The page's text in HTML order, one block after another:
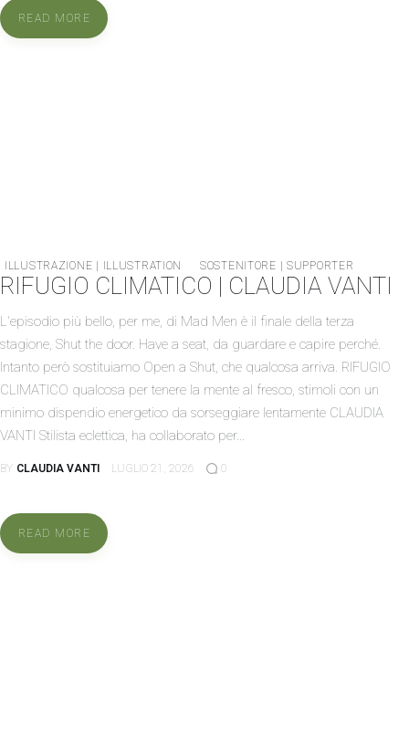
READ MORE
ILLUSTRAZIONE | ILLUSTRATION SOSTENITORE | SUPPORTER
RIFUGIO CLIMATICO | CLAUDIA VANTI
L'episodio più bello, per me, di Mad Men è il finale della terza
stagione, Shut the door. Have a seat, da guardare e capire perché.
Intanto però sostituiamo Open a Shut, che qualcosa arriva. RIFUGIO
CLIMATICO qualcosa per tenere la mente al fresco, stimoli con un
minimo dispendio energetico da sorseggiare lentamente CLAUDIA
VANTI Stilista eclettica, ha collaborato per…
BY CLAUDIA VANTI LUGLIO 21, 2026 0
READ MORE